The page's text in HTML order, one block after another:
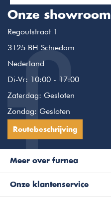
Onze showroom
Regoutstraat 1
3125 BH Schiedam
Nederland
Di-Vr: 10:00 - 17:00
Zaterdag: Gesloten
Zondag: Gesloten
Routebeschrijving
Meer over furnea
Onze klantenservice